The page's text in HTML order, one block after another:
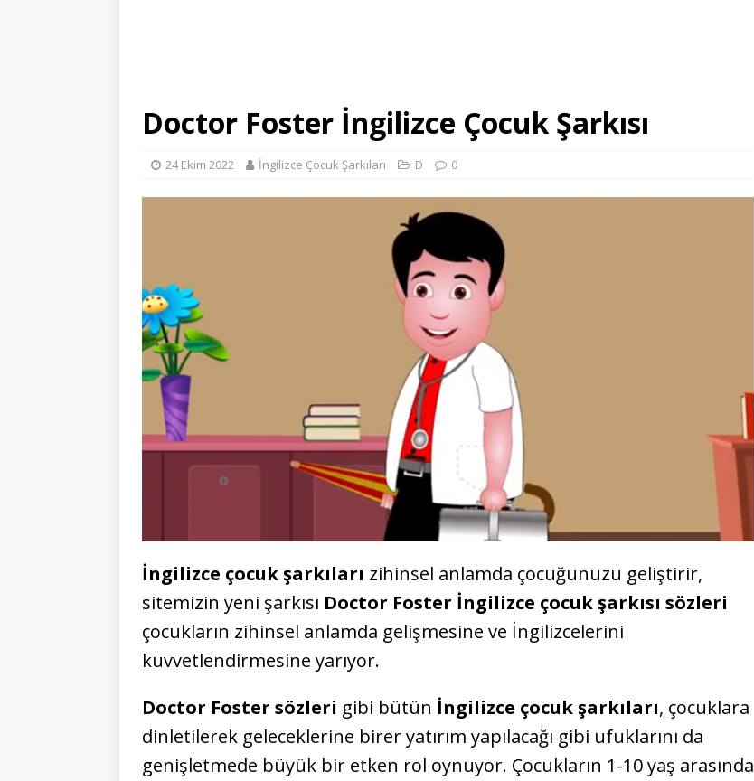
Doctor Foster İngilizce Çocuk Şarkısı
24 Ekim 2022 İngilizce Çocuk Şarkıları D 0
İngilizce çocuk şarkıları zihinsel anlamda çocuğunuzu geliştirir,
sitemizin yeni şarkısı Doctor Foster İngilizce çocuk şarkısı sözleri
çocukların zihinsel anlamda gelişmesine ve İngilizcelerini
kuvvetlendirmesine yarıyor.
Doctor Foster sözleri gibi bütün İngilizce çocuk şarkıları, çocuklara
dinletilerek geleceklerine birer yatırım yapılacağı gibi ufuklarını da
genişletmede büyük bir etken rol oynuyor. Çocukların 1-10 yaş arasında